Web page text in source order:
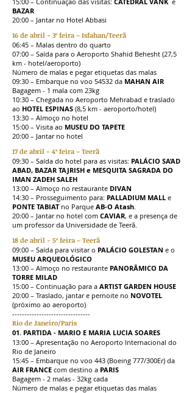
BAZAR
20:00 – Jantar no Hotel Abbasi
16 de abril - 3ª feira – Isfahan/Teerã
06:45 – Malas dentro do quarto
07:00 – Saída para o Aeroporto Shahid Behesht (27,5
km - hotel/aeroporto)
Número de malas e pegar etiquetas das malas
09:30 – Embarque no voo 54532 da MAHAN AIR
Bagagem - 1 mala com 23kg
10:30 – Chegada no Aeroporto Mehrabad e traslado
ao HOTEL ESPINAS (8,5 km - aeroporto/hotel)
13:30 – Almoço no hotel
15:00 – Visita ao MUSEU DO TAPETE
20:00 – Jantar no hotel
17 de abril - 4ª feira – Teerã
09:30 – Saída do hotel para as visitas: PALÁCIO SA’AD
ABAD, BAZAR TAJRISH e MESQUITA SAGRADA DO
IMAN ZADEH SALEH
13:00 – Almoço no restaurante DIVAN
14:30 – Prosseguimento para: PALLADIUM MALL e
PONTE TABIATno Parque AB-O Atash.
20:00 – Jantar no hotel com CAVIAR, e a presença de
um professor da Universidade de Teerã.
18 de abril - 5ª feira – Teerã
09:00 – Saída para visitar o PALÁCIO GOLESTAN e o
MUSEU ARQUEOLÓGICO
13:00 – Almoço no restaurante PANORÂMICO DA
TORRE MILAD
15:00 – Continuação para a ARTIST GARDEN HOUSE
20:00 – Traslado, jantar e pernoite no NOVOTEL
(próximo ao aeroporto)
--------------------------------
Rio de Janeiro/Paris
01. PARTIDA - MARIO E MARIA LUCIA SOARES​
13:00 – Apresentação no Aeroporto Internacional do
Rio de Janeiro
15:45 – Embarque no voo 443 (Boeing 777/300Er) da
AIR FRANCE com destino a PARIS
Bagagem - 2 malas - 32kg cada
Número de malas e pegar etiquetas das malas